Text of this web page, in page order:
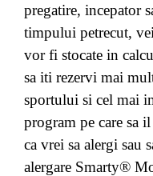
pregatire, incepator
timpului petrecut,
vor fi stocate in
sa iti rezervi mai
sportului si cel mai
program pe care sa
ca vrei sa alergi sau
alergare Smarty®